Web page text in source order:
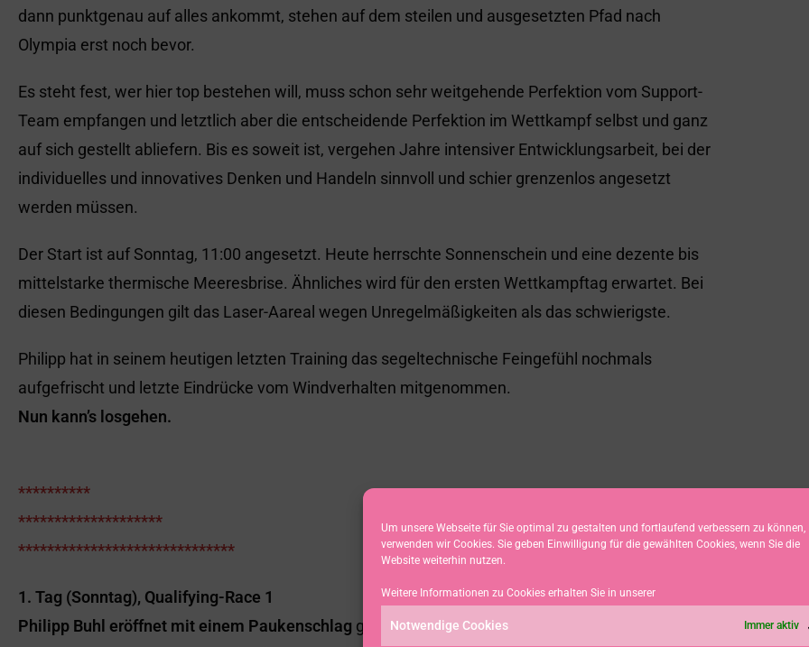
Um unsere Webseite für Sie optimal zu gestalten und fortlaufend verbessern zu können,
verwenden wir Cookies. Sie geben Einwilligung für die gewählten Cookies, wenn Sie die
Website weiterhin nutzen.
Weitere Informationen zu Cookies erhalten Sie in unserer
Notwendige Cookies Immer aktiv
dann punktgenau auf alles ankommt, stehen auf dem steilen und ausgesetzten Pfad nach
Olympia erst noch bevor.
Es steht fest, wer hier top bestehen will, muss schon sehr weitgehende Perfektion vom Support-
Team empfangen und letztlich aber die entscheidende Perfektion im Wettkampf selbst und ganz
auf sich gestellt abliefern. Bis es soweit ist, vergehen Jahre intensiver Entwicklungsarbeit, bei der
individuelles und innovatives Denken und Handeln sinnvoll und schier grenzenlos angesetzt
werden müssen.
Der Start ist auf Sonntag, 11:00 angesetzt. Heute herrschte Sonnenschein und eine dezente bis
mittelstarke thermische Meeresbrise. Ähnliches wird für den ersten Wettkampftag erwartet. Bei
diesen Bedingungen gilt das Laser-Aareal wegen Unregelmäßigkeiten als das schwierigste.
Philipp hat in seinem heutigen letzten Training das segeltechnische Feingefühl nochmals
aufgefrischt und letzte Eindrücke vom Windverhalten mitgenommen.
Nun kann’s losgehen.
**********
********************
******************************
1. Tag (Sonntag), Qualifying-Race 1
Philipp Buhl eröffnet mit einem Paukenschlag gegen die Besten seine Qualifying-Serie.